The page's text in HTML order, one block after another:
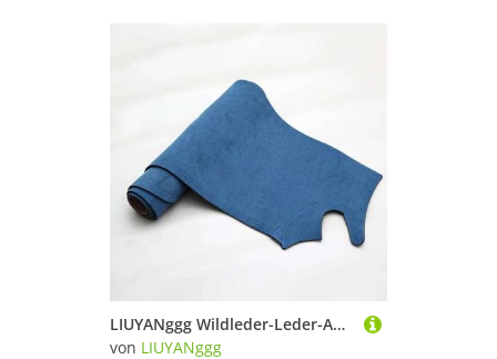
LIUYANggg Wildleder-Leder-Auto-Armaturenbrett-Matte, Armaturenbrett-Pad, Teppich, passend für Opel Mokka 2013 2014 2015 2016, Zubehör
von LIUYANggg